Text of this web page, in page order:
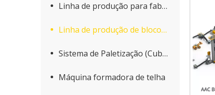
Linha de produção para fabricação de blocos
Linha de produção de blocos AAC
Sistema de Paletização (Cuber)
Máquina formadora de telha